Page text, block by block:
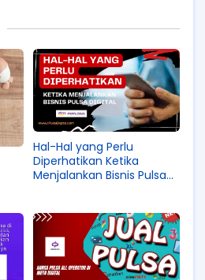
Hal-Hal yang Perlu
Diperhatikan Ketika
Menjalankan Bisnis Pulsa